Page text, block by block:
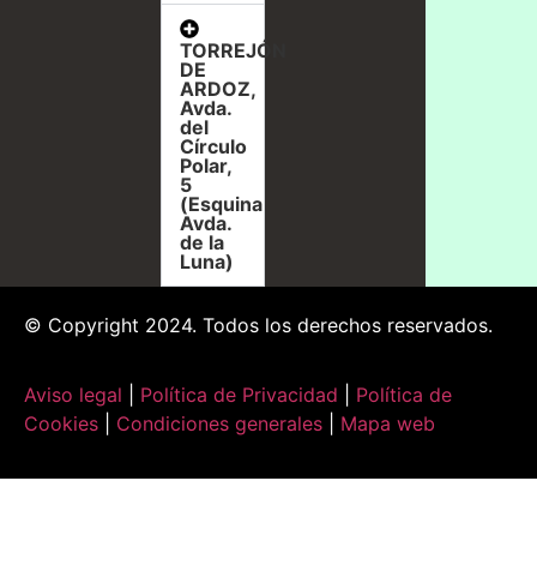
TORREJÓN
DE
ARDOZ,
Avda.
del
Círculo
Polar,
5
(Esquina
Avda.
de la
Luna)
© Copyright 2024. Todos los derechos reservados.
Aviso legal Política de Privacidad
Política de
Cookies
Condiciones generales Mapa web